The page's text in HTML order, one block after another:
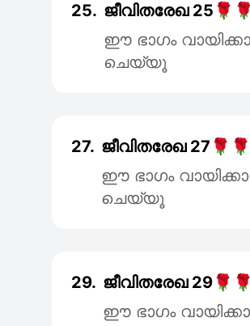
25. ജീവിതരേഖ 25🌹🌹
ഈ ഭാഗം
ചെയ്യൂ
27. ജീവിതരേഖ 27🌹🌹
ഈ ഭാഗം
ചെയ്യൂ
29. ജീവിതരേഖ 29🌹🌹
ഈ ഭാഗം